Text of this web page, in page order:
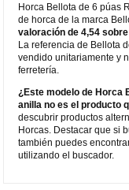
Horca Bellota de 6 púas
de horca de la marca
valoración de 4,54
La referencia de Bellota
vendido unitariamente y
ferretería.
¿Este modelo de Horca
anilla no es el producto
descubrir productos
Horcas. Destacar que si
también puedes
utilizando el buscador.